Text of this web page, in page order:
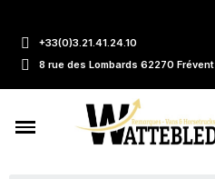
+33(0)3.21.41.24.10
8 rue des Lombards 62270 Frévent